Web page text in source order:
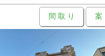
間 取 り 案